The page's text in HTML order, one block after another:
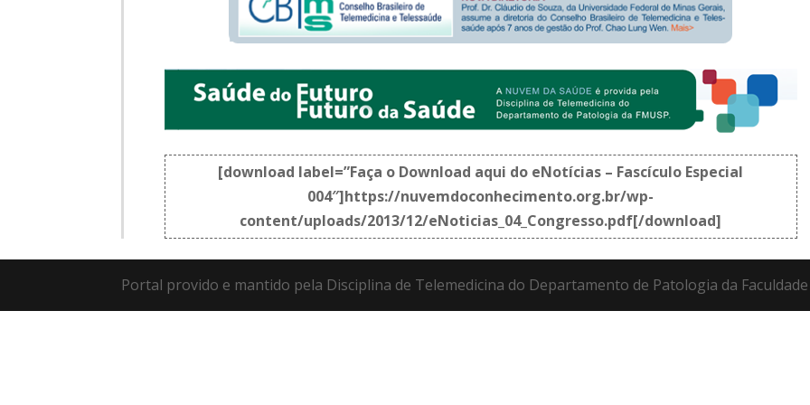
[download label=”Faça o Download aqui do eNotícias – Fascículo Especial
004″]https://nuvemdoconhecimento.org.br/wp-
content/uploads/2013/12/eNoticias_04_Congresso.pdf[/download]
Portal provido e mantido pela Disciplina de Telemedicina do Departamento de Patologia da Faculdade